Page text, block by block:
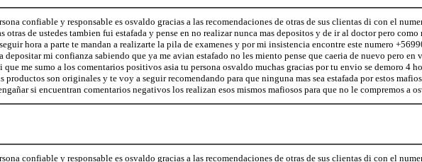
confiable y responsable es osvaldo gracias a las recomendaciones de otras de sus clientas di con el
otras de ustedes tambien fui estafada y pense en no realizar nunca mas depositos y de ir al doctor pero como
hora a parte te mandan a realizarte la pila de examenes y por mi insistencia encontre este numero
depositar mi confianza sabiendo que ya me avian estafado no les miento pense que caeria de nuevo pero en
que me sumo a los comentarios positivos asia tu persona osvaldo muchas gracias por tu envio se demoro 4
productos son originales y te voy a seguir recomendando para que ninguna mas sea estafada por estos
si encuentran comentarios negativos los realizan esos mismos mafiosos para que no le compremos a
confiable y responsable es osvaldo gracias a las recomendaciones de otras de sus clientas di con el